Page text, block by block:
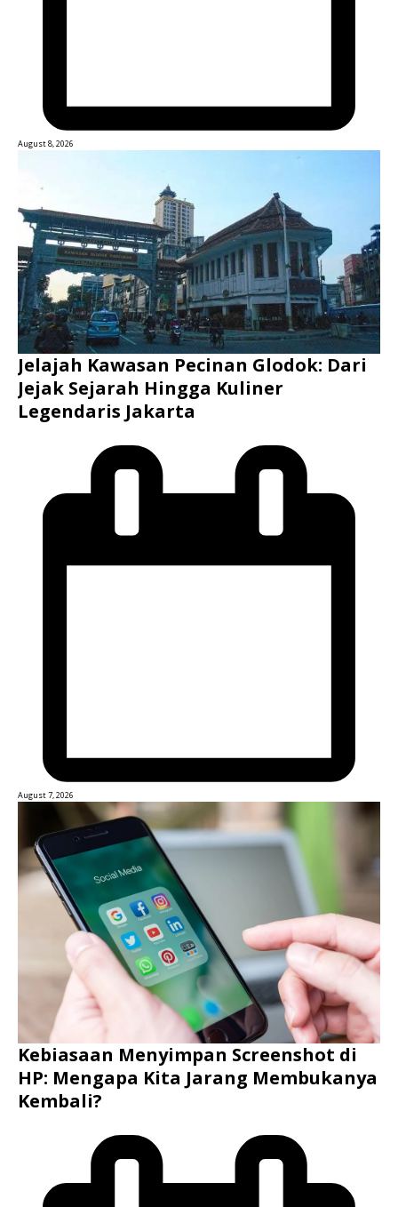
August 8, 2026
Jelajah Kawasan Pecinan Glodok: Dari
Jejak Sejarah Hingga Kuliner
Legendaris Jakarta
August 7, 2026
Kebiasaan Menyimpan Screenshot di
HP: Mengapa Kita Jarang Membukanya
Kembali?